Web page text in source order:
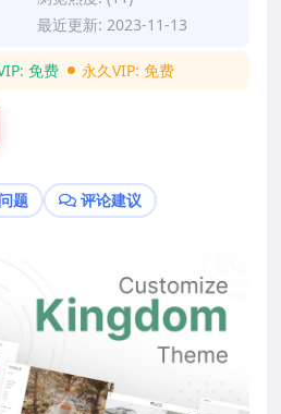
最近更新: 2023-11-13
免费 永久VIP: 免费
题 评论建议